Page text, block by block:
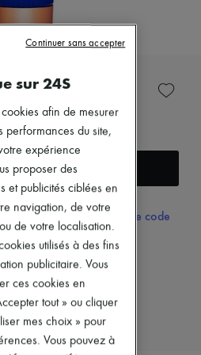
150 ml
au panier
8 août
commande, avec le code
d'achat.
de 80 € d'achats
à domicile
sur 24S
afin de mesurer
performances du site,
expérience
proposer des
et publicités ciblées en
navigation, de votre
de votre localisation.
utilisés à des fins
publicitaire. Vous
ces cookies en
tout » ou cliquer
mes choix » pour
Vous pouvez à
Continuer sans accepter